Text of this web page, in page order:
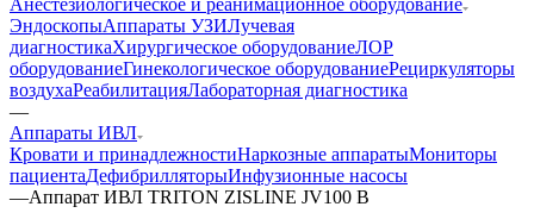
ЭндоскопыАппараты УЗИЛучевая
диагностикаХирургическое оборудованиеЛОР
оборудованиеГинекологическое оборудованиеРециркуляторы
воздухаРеабилитацияЛабораторная диагностика
—
Аппараты ИВЛ
Кровати и принадлежностиНаркозные аппаратыМониторы
пациентаДефибрилляторыИнфузионные насосы
—Аппарат ИВЛ TRITON ZISLINE JV100 В